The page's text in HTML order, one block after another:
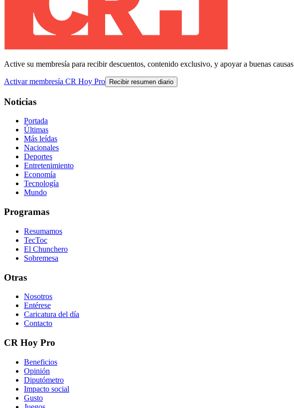
Active su membresía para recibir descuentos, contenido exclusivo, y apoyar a buenas causas
Activar membresía CR Hoy Pro Recibir resumen diario
Noticias
Portada
Últimas
Más leídas
Nacionales
Deportes
Entretenimiento
Economía
Tecnología
Mundo
Programas
Resumamos
TecToc
El Chunchero
Sobremesa
Otras
Nosotros
Entérese
Caricatura del día
Contacto
CR Hoy Pro
Beneficios
Opinión
Diputómetro
Impacto social
Gusto